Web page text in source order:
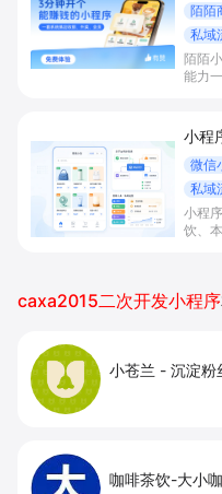
陌陌
私域
陌陌
能力
复购
小程
微信
私域
小程
饮、
caxa2015二次开发小程序
小苍兰 - 沉淀粉
咖啡茶饮-大小